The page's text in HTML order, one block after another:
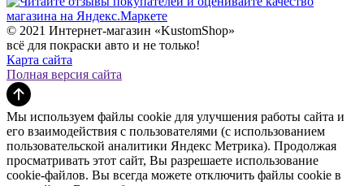
© 2021 Интернет-магазин «KustomShop»
всё для покраски авто и не только!
Карта сайта
Полная версия сайта
Мы используем файлы cookie для улучшения работы сайта и
его взаимодействия с пользователями (с использованием
пользовательской аналитики Яндекс Метрика). Продолжая
просматривать этот сайт, Вы разрешаете использование
cookie-файлов. Вы всегда можете отключить файлы cookie в